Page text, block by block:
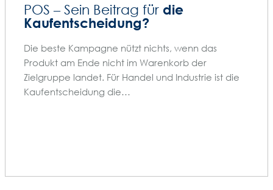
POS – Sein Beitrag für die
Kaufentscheidung?
Die beste Kampagne nützt nichts, wenn das
Produkt am Ende nicht im Warenkorb der
Zielgruppe landet. Für Handel und Industrie ist die
Kaufentscheidung die…